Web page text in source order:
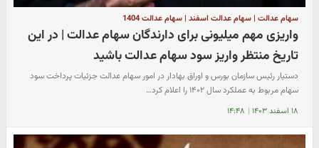
سهام عدالت | سهام عدالت اسفند | سهام عدالت 1404
واریزی مهم میلیونی برای دارندگان سهام عدالت | در این
تاریخ منتظر واریز سود سهام عدالت باشید
دستیار رئیس سازمان بورس و اوراق بهادار در امور سهام عدالت جزئیات پرداخت سود
سهام مربوط به عملکرد سال ۱۴۰۲ را اعلام کرد…
۱۸ اسفند ۱۴۰۳ | ۱۴:۴۸